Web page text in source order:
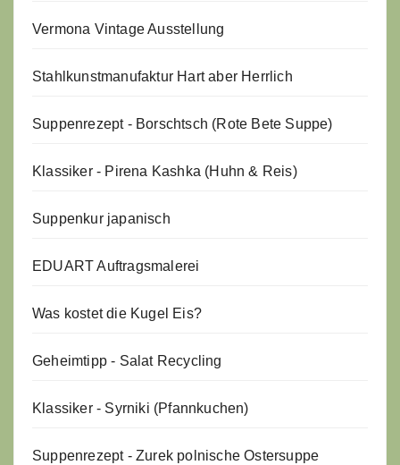
Vermona Vintage Ausstellung
Stahlkunstmanufaktur Hart aber Herrlich
Suppenrezept - Borschtsch (Rote Bete Suppe)
Klassiker - Pirena Kashka (Huhn & Reis)
Suppenkur japanisch
EDUART Auftragsmalerei
Was kostet die Kugel Eis?
Geheimtipp - Salat Recycling
Klassiker - Syrniki (Pfannkuchen)
Suppenrezept - Zurek polnische Ostersuppe